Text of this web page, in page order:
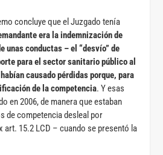
concluye que el Juzgado tenía
era la indemnización de
unas conductas – el “desvío” de
para el sector sanitario público al
causado pérdidas porque, para
de la competencia. Y esas
en 2006, de manera que estaban
de competencia desleal por
art. 15.2 LCD – cuando se presentó la